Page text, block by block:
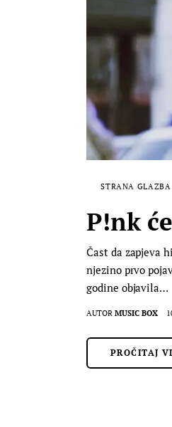
STRANA GLAZBA
P!nk
Čast da zapjeva
njezino prvo
godine objavila…
AUTOR MUSIC BOX
PROČITAJ